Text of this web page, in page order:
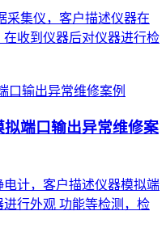
采集仪，客户描述仪器在
收到仪器后对仪器进行检
端口输出异常维修案
计，客户描述仪器模拟端
行外观 功能等检测，检